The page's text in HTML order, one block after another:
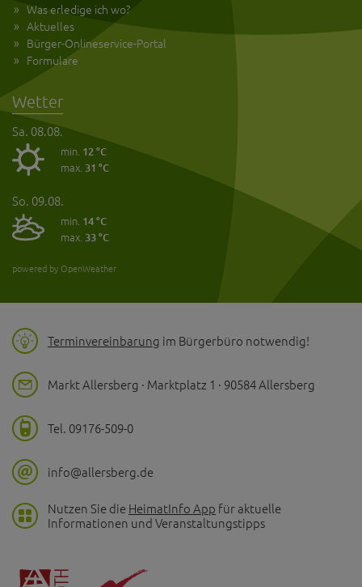
Was erledige ich wo?
Aktuelles
Bürger-Onlineservice-Portal
Formulare
Wetter
Sa. 08.08.
min. 12 °C
max.31 °C
So. 09.08.
min. 14 °C
max.33 °C
powered by OpenWeather
Terminvereinbarung im Bürgerbüro notwendig!
Markt Allersberg · Marktplatz 1 · 90584 Allersberg
Tel. 09176-509-0
info@allersberg.de
Nutzen Sie dieHeimatInfo App für aktuelle
Informationen und Veranstaltungstipps